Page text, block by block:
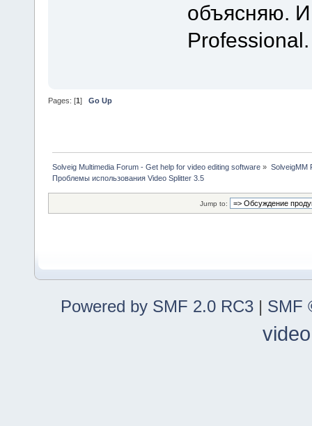
объясняю.
Pages: [1] Go Up
Solveig Multimedia Forum - Get help for video editing software » SolveigMM
Проблемы использования Video Splitter 3.5
Jump to:
Powered by SMF 2.0 RC3 | SMF